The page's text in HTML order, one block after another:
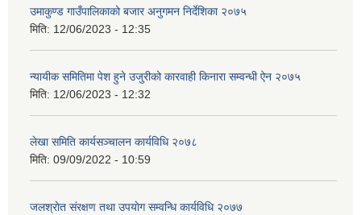
उमाकुण्ड गाउँपालिकाको बजार अनुगमन निर्देशिका २०७५
मिति: 12/06/2023 - 12:35
न्यायीक समितिमा पेश हुने उजुरीको कारवाही किनारा सम्वन्धी ऐन २०७५
मिति: 12/06/2023 - 12:32
लेखा समिति कार्यसञ्चालन कार्यविधि २०७८
मिति: 09/09/2022 - 10:59
जलश्राेत संरक्षण तथा उपयाेग सम्वन्धि कार्यविधि २०७७